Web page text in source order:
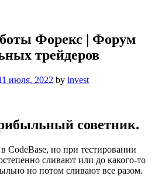
Форекс | Форум
трейдеров
июля, 2022 by invest
советник.
CodeBase, но при тестировании
сливают или до какого-то
но потом сливают все разом.